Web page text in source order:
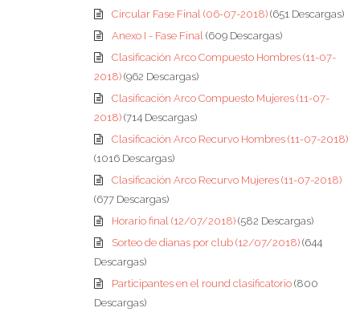
Circular Fase Final (06-07-2018) (651 Descargas)
Anexo I - Fase Final (609 Descargas)
Clasificación Arco Compuesto Hombres (11-07-
2018) (962 Descargas)
Clasificación Arco Compuesto Mujeres (11-07-
2018) (714 Descargas)
Clasificación Arco Recurvo Hombres (11-07-2018)
(1016 Descargas)
Clasificación Arco Recurvo Mujeres (11-07-2018)
(677 Descargas)
Horario final (12/07/2018) (582 Descargas)
Sorteo de dianas por club (12/07/2018) (644
Descargas)
Participantes en el round clasificatorio (800
Descargas)